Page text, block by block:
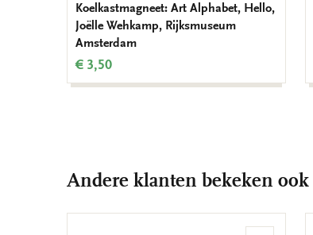
Koelkastmagneet: Art Alphabet, Hello,
Joëlle Wehkamp, Rijksmuseum
Amsterdam
€ 3,50
Andere klanten bekeken ook